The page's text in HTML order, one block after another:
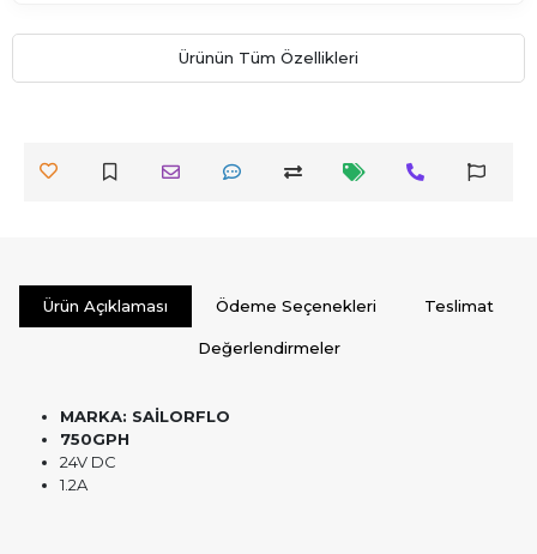
Ürünün Tüm Özellikleri
Ürün Açıklaması Ödeme Seçenekleri Teslimat
Değerlendirmeler
MARKA: SAİLORFLO
750GPH
24V DC
1.2A